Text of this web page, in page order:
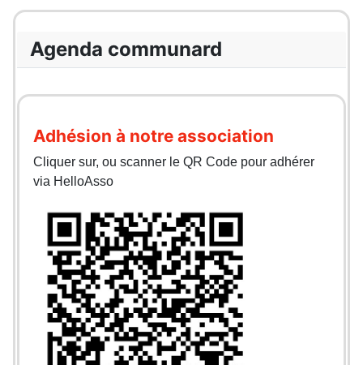
Agenda communard
Adhésion à notre association
Cliquer sur, ou scanner le QR Code pour adhérer
via HelloAsso